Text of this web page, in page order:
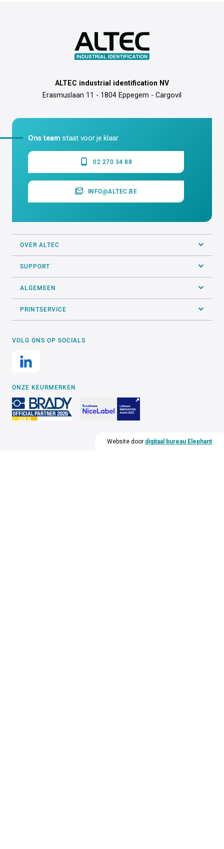
ALTEC industrial identification NV
Erasmuslaan 11 - 1804 Eppegem - Cargovil
Ons team staat voor je klaar
02 270 34 88
INFO@ALTEC.BE
OVER ALTEC
SUPPORT
ALGEMEEN
PRINTSERVICE
VOLG ONS OP SOCIALS
ONZE KEURMERKEN
Website door digitaal bureau Elephant